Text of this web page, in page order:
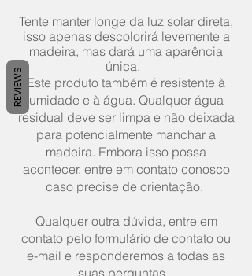
Tente manter longe da luz solar direta,
isso apenas descolorirá levemente a
madeira, mas dará uma aparência
única.
Este produto também é resistente à
umidade e à água. Qualquer água
residual deve ser limpa e não deixada
para potencialmente manchar a
madeira. Embora isso possa
acontecer, entre em contato conosco
caso precise de orientação.
Qualquer outra dúvida, entre em
contato pelo formulário de contato ou
e-mail e responderemos a todas as
suas perguntas.
REVIEWS